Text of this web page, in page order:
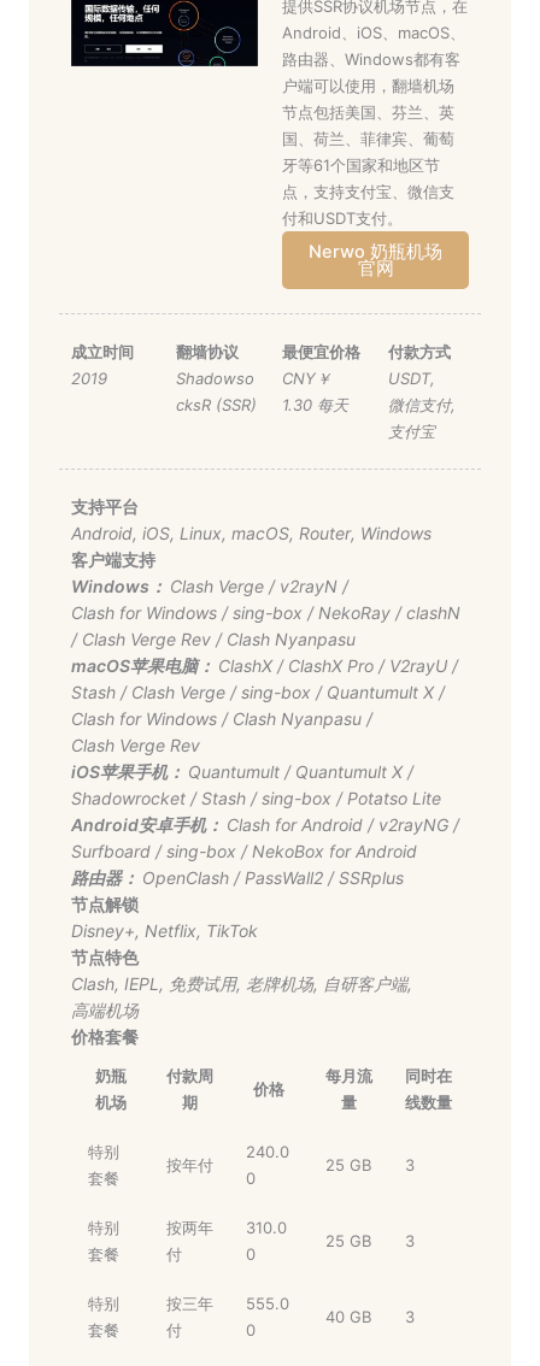
提供SSR协议机场节点，在
Android、iOS、macOS、
路由器、Windows都有客
户端可以使用，翻墙机场
节点包括美国、芬兰、英
国、荷兰、菲律宾、葡萄
牙等61个国家和地区节
点，支持支付宝、微信支
付和USDT支付。
Nerwo 奶瓶机场
官网
成立时间
2019
翻墙协议
Shadowso
cksR (SSR)
最便宜价格
CNY￥
1.30 每天
付款方式
USDT,
微信支付,
支付宝
支持平台
Android, iOS, Linux, macOS, Router, Windows
客户端支持
Windows： Clash Verge/ v2rayN/
Clash for Windows/sing-box/ NekoRay/clashN
/ Clash Verge Rev/ Clash Nyanpasu
macOS苹果电脑： ClashX/ ClashX Pro/ V2rayU/
Stash/ Clash Verge/sing-box/ Quantumult X/
Clash for Windows/ Clash Nyanpasu/
Clash Verge Rev
iOS苹果手机： Quantumult/ Quantumult X/
Shadowrocket/Stash/sing-box/ Potatso Lite
Android安卓手机： Clash for Android/ v2rayNG/
Surfboard/sing-box/ NekoBox for Android
路由器： OpenClash/ PassWall2/SSRplus
节点解锁
Disney+, Netflix, TikTok
节点特色
Clash, IEPL , 免费试用, 老牌机场, 自研客户端,
高端机场
价格套餐
奶瓶
机场
付款周
期
价格
每月流
量
同时在
线数量
特别
套餐
按年付
240.0
0
25 GB 3
特别
套餐
按两年
付
310.0
0
25 GB 3
特别
套餐
按三年
付
555.0
0
40 GB 3